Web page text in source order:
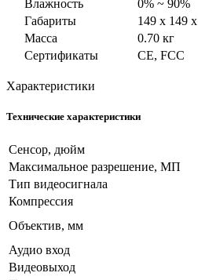
Влажность
0% ~ 90%
Габариты
149 x 149
Масса
0.70 кг
Сертификаты
CE, FCC
Характеристики
Технические характеристики
Сенсор, дюйм
Максимальное разрешение, МП
Тип видеосигнала
Компрессия
Объектив, мм
Аудио вход
Видеовыход